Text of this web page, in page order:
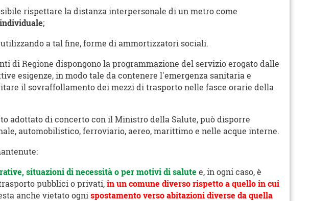
rispettare la distanza interpersonale di un metro come
;
a tal fine, forme di ammortizzatori sociali.
di Regione dispongono la programmazione del servizio erogato dalle
esigenze, in modo tale da contenere l'emergenza sanitaria e
il sovraffollamento dei mezzi di trasporto nelle fasce orarie della
adottato di concerto con il Ministro della Salute, può disporre
automobilistico, ferroviario, aereo, marittimo e nelle acque interne.
situazioni di necessità o per motivi di salute e, in ogni caso, è
pubblici o privati,in un comune diverso rispetto a quello in cui
anche vietato ogni spostamento verso abitazioni diverse da quella